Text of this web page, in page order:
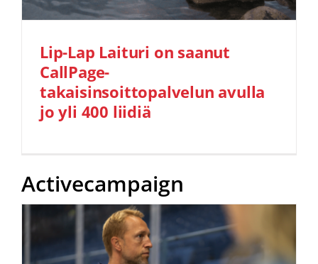
Lip-Lap Laituri on saanut
CallPage-
takaisinsoittopalvelun avulla
jo yli 400 liidiä
Activecampaign